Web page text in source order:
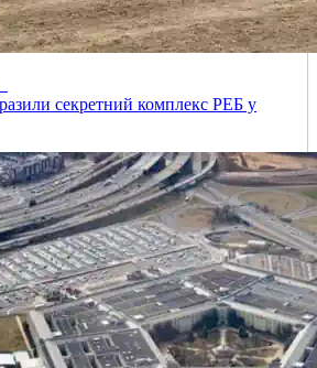
секретний комплекс РЕБ у